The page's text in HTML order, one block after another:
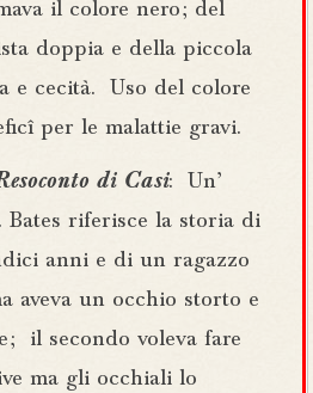
il colore nero ; del
doppia e della piccola
e cecità. Uso del colore
per le malattie gravi.
di Casi: Un’
Bates riferisce la storia di
anni e di un ragazzo
aveva un occhio storto e
; il secondo voleva fare
ma gli occhiali lo